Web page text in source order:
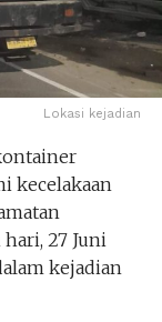
Lokasi kejadian
kecelakaan
27 Juni
kejadian